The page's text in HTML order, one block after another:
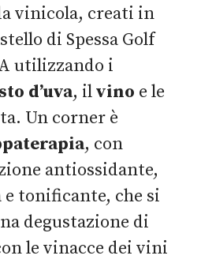
vinicola, creati in
di Spessa Golf
utilizzando i
d’uva, ilvino e le
Un corner è
, con
antiossidante,
tonificante, che si
degustazione di
le vinacce dei vini